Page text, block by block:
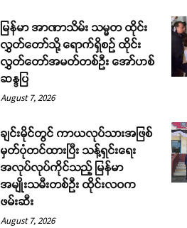
မြန်မာ အာဏာသိမ်း သမ္မတ ထိုင်း
လွှတ်တော်သို့ ရောက်ရှိစဉ် ထိုင်း
လွှတ်တော်အမတ်တစ်ဦး အော်ဟစ်
ဆန္ဒပြ
August 7, 2026
ချင်းမိုင်တွင် ကာယလုပ်သားအဖြစ်
မှတ်ပုံတင်ထားပြီး သန့်ရှင်းရေး
အလုပ်လုပ်ကိုင်သည့် မြန်မာ
အမျိုးသမီးတစ်ဦး ထိုင်းလဝက
ဖမ်းဆီး
August 7, 2026